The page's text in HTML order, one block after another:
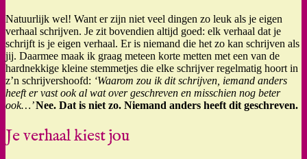
Natuurlijk wel! Want er zijn niet veel dingen zo leuk als je eigen
verhaal schrijven. Je zit bovendien altijd goed: elk verhaal dat je
schrijft is je eigen verhaal. Er is niemand die het zo kan schrijven als
jij. Daarmee maak ik graag meteen korte metten met een van de
hardnekkige kleine stemmetjes die elke schrijver regelmatig hoort in
z’n schrijvershoofd: ‘Waarom zou ik dit schrijven, iemand anders
heeft er vast ook al wat over geschreven en misschien nog beter
ook…’Nee. Dat is niet zo. Niemand anders heeft dit geschreven.
Je verhaal kiest jou